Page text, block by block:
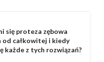
się proteza zębowa
od całkowitej i kiedy
każde z tych rozwiązań?